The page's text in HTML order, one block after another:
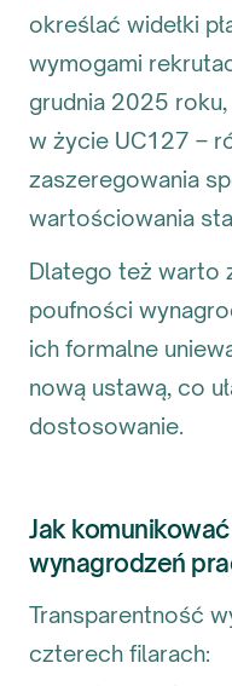
określać widełki
wymogami
grudnia 2025
w życie UC127 –
zaszeregowania
wartościowania
Dlatego też warto
poufności
ich formalne
nową ustawą, co
dostosowanie.
Jak
wynagrodzeń
Transparentność
czterech filarach: